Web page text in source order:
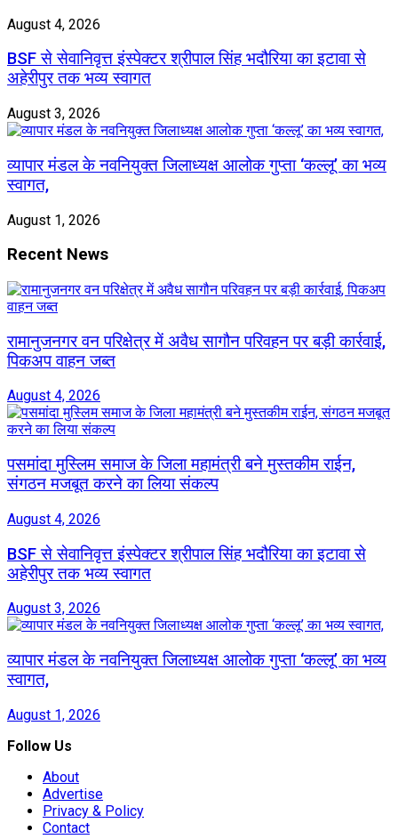
August 4, 2026
BSF से सेवानिवृत्त इंस्पेक्टर श्रीपाल सिंह भदौरिया का इटावा से
अहेरीपुर तक भव्य स्वागत
August 3, 2026
व्यापार मंडल के नवनियुक्त जिलाध्यक्ष आलोक गुप्ता ‘कल्लू’ का भव्य
स्वागत,
August 1, 2026
Recent News
रामानुजनगर वन परिक्षेत्र में अवैध सागौन परिवहन पर बड़ी कार्रवाई,
पिकअप वाहन जब्त
August 4, 2026
पसमांदा मुस्लिम समाज के जिला महामंत्री बने मुस्तकीम राईन,
संगठन मजबूत करने का लिया संकल्प
August 4, 2026
BSF से सेवानिवृत्त इंस्पेक्टर श्रीपाल सिंह भदौरिया का इटावा से
अहेरीपुर तक भव्य स्वागत
August 3, 2026
व्यापार मंडल के नवनियुक्त जिलाध्यक्ष आलोक गुप्ता ‘कल्लू’ का भव्य
स्वागत,
August 1, 2026
Follow Us
About
Advertise
Privacy & Policy
Contact